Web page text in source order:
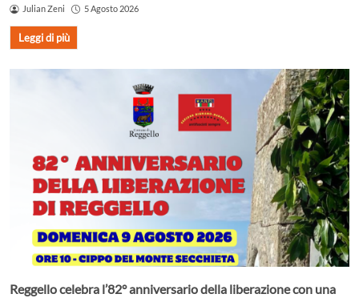
Julian Zeni 5 Agosto 2026
Leggi di più
Reggello celebra l’82° anniversario della liberazione con una